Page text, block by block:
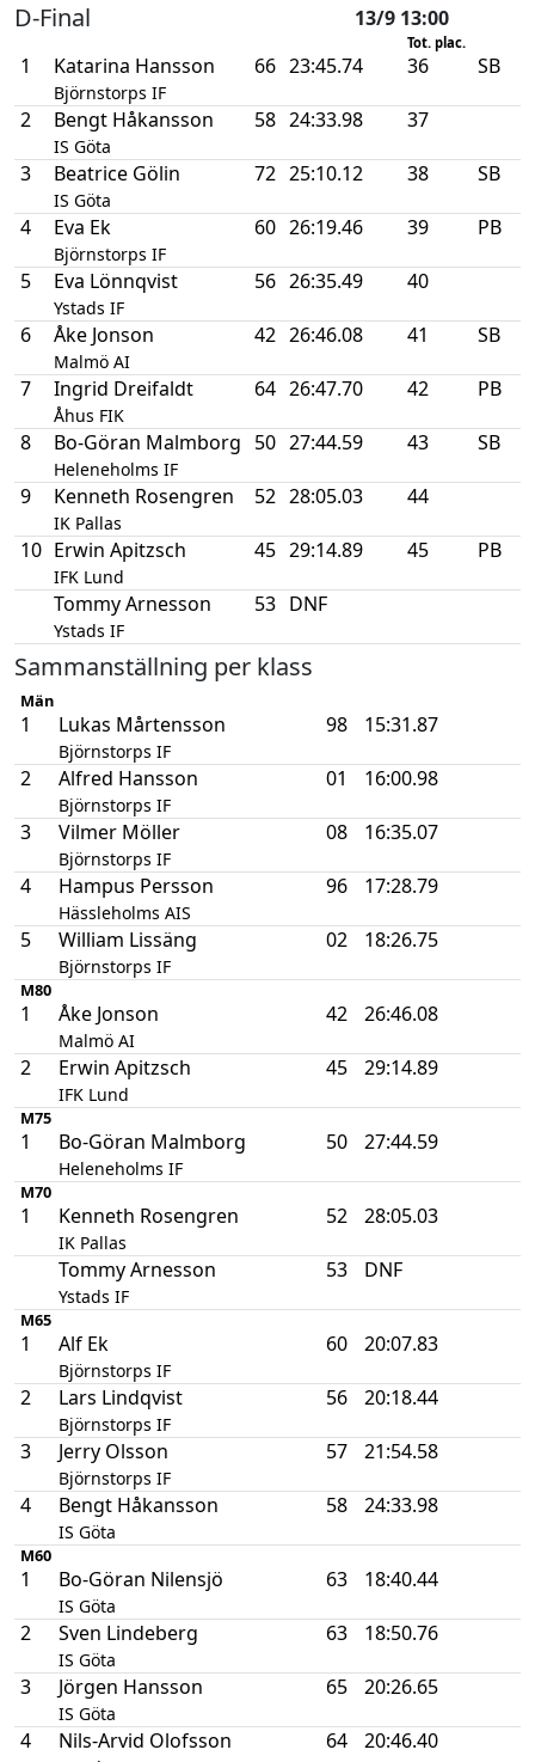
D-Final 13/9 13:00
Tot. plac.
1 Katarina Hansson
Björnstorps IF
66 23:45.74 36 SB
2 Bengt Håkansson
IS Göta
58 24:33.98 37
3 Beatrice Gölin
IS Göta
72 25:10.12 38 SB
4 Eva Ek
Björnstorps IF
60 26:19.46 39 PB
5 Eva Lönnqvist
Ystads IF
56 26:35.49 40
6 Åke Jonson
Malmö AI
42 26:46.08 41 SB
7 Ingrid Dreifaldt
Åhus FIK
64 26:47.70 42 PB
8 Bo-Göran Malmborg
Heleneholms IF
50 27:44.59 43 SB
9 Kenneth Rosengren
IK Pallas
52 28:05.03 44
10 Erwin Apitzsch
IFK Lund
45 29:14.89 45 PB
Tommy Arnesson
Ystads IF
53 DNF
Sammanställning per klass
Män
1 Lukas Mårtensson
Björnstorps IF
98 15:31.87
2 Alfred Hansson
Björnstorps IF
01 16:00.98
3 Vilmer Möller
Björnstorps IF
08 16:35.07
4 Hampus Persson
Hässleholms AIS
96 17:28.79
5 William Lissäng
Björnstorps IF
02 18:26.75
M80
1 Åke Jonson
Malmö AI
42 26:46.08
2 Erwin Apitzsch
IFK Lund
45 29:14.89
M75
1 Bo-Göran Malmborg
Heleneholms IF
50 27:44.59
M70
1 Kenneth Rosengren
IK Pallas
52 28:05.03
Tommy Arnesson
Ystads IF
53 DNF
M65
1 Alf Ek
Björnstorps IF
60 20:07.83
2 Lars Lindqvist
Björnstorps IF
56 20:18.44
3 Jerry Olsson
Björnstorps IF
57 21:54.58
4 Bengt Håkansson
IS Göta
58 24:33.98
M60
1 Bo-Göran Nilensjö
IS Göta
63 18:40.44
2 Sven Lindeberg
IS Göta
63 18:50.76
3 Jörgen Hansson
IS Göta
65 20:26.65
4 Nils-Arvid Olofsson 64 20:46.40